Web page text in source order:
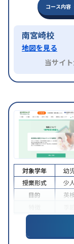
コース内容
南宮崎校
地図を見る
当サイ
対象学年 幼
授業形式
少
目的
英